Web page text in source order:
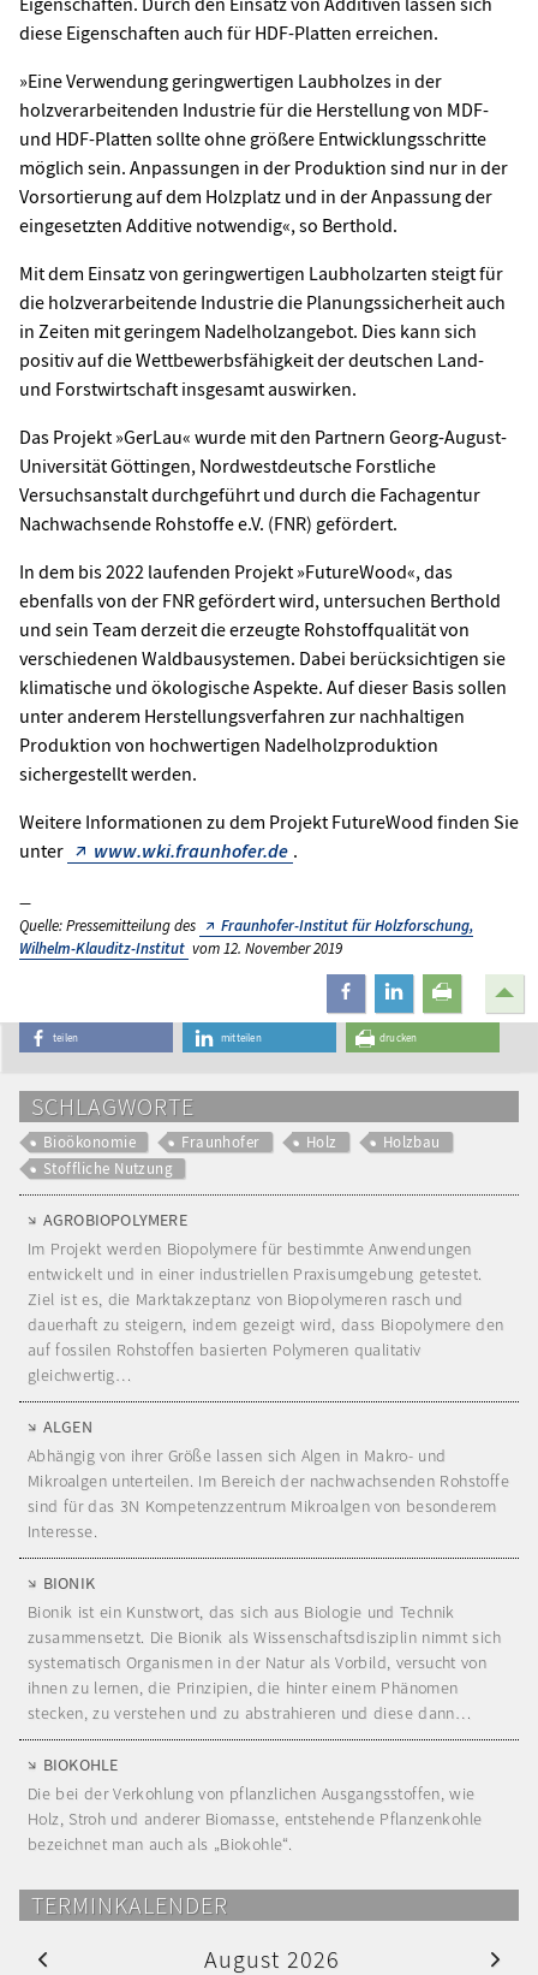
diese Eigenschaften auch für HDF-Platten erreichen.
»Eine Verwendung geringwertigen Laubholzes in der
holzverarbeitenden Industrie für die Herstellung von MDF-
und HDF-Platten sollte ohne größere Entwicklungsschritte
möglich sein. Anpassungen in der Produktion sind nur in der
Vorsortierung auf dem Holzplatz und in der Anpassung der
eingesetzten Additive notwendig«, so Berthold.
Mit dem Einsatz von geringwertigen Laubholzarten steigt für
die holzverarbeitende Industrie die Planungssicherheit auch
in Zeiten mit geringem Nadelholzangebot. Dies kann sich
positiv auf die Wettbewerbsfähigkeit der deutschen Land-
und Forstwirtschaft insgesamt auswirken.
Das Projekt »GerLau« wurde mit den Partnern Georg-August-
Universität Göttingen, Nordwestdeutsche Forstliche
Versuchsanstalt durchgeführt und durch die Fachagentur
Nachwachsende Rohstoffe e.V. (FNR) gefördert.
In dem bis 2022 laufenden Projekt »FutureWood«, das
ebenfalls von der FNR gefördert wird, untersuchen Berthold
und sein Team derzeit die erzeugte Rohstoffqualität von
verschiedenen Waldbausystemen. Dabei berücksichtigen sie
klimatische und ökologische Aspekte. Auf dieser Basis sollen
unter anderem Herstellungsverfahren zur nachhaltigen
Produktion von hochwertigen Nadelholzproduktion
sichergestellt werden.
Weitere Informationen zu dem Projekt FutureWood finden Sie
unter
www.wki.fraunhofer.de .
Quelle: Pressemitteilung des
Fraunhofer-Institut für Holzforschung,
Wilhelm-Klauditz-Institut vom 12. November 2019
teilen mitteilendrucken
teilen mitteilen drucken
SCHLAGWORTE
Bioökonomie Fraunhofer Holz
Holzbau
Stoffliche Nutzung
AGROBIOPOLYMERE
Im Projekt werden Biopolymere für bestimmte Anwendungen
entwickelt und in einer industriellen Praxisumgebung getestet.
Ziel ist es, die Marktakzeptanz von Biopolymeren rasch und
dauerhaft zu steigern, indem gezeigt wird, dass Biopolymere den
auf fossilen Rohstoffen basierten Polymeren qualitativ
gleichwertig…
ALGEN
Abhängig von ihrer Größe lassen sich Algen in Makro- und
Mikroalgen unterteilen. Im Bereich der nachwachsenden Rohstoffe
sind für das 3N Kompetenzzentrum Mikroalgen von besonderem
Interesse.
BIONIK
Bionik ist ein Kunstwort, das sich aus Biologie und Technik
zusammensetzt. Die Bionik als Wissenschaftsdisziplin nimmt sich
systematisch Organismen in der Natur als Vorbild, versucht von
ihnen zu lernen, die Prinzipien, die hinter einem Phänomen
stecken, zu verstehen und zu abstrahieren und diese dann…
BIOKOHLE
Die bei der Verkohlung von pflanzlichen Ausgangsstoffen, wie
Holz, Stroh und anderer Biomasse, entstehende Pflanzenkohle
bezeichnet man auch als „Biokohle“.
TERMINKALENDER
August 2026